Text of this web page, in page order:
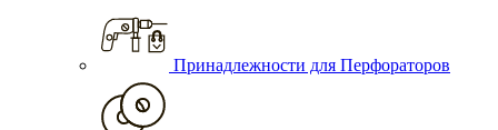
Принадлежности для Перфораторов